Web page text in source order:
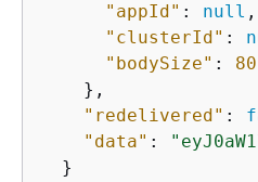
"appId" : null ,
"clusterId" :
"bodySize" : 80
    },
"redelivered" :
"data" :
  }